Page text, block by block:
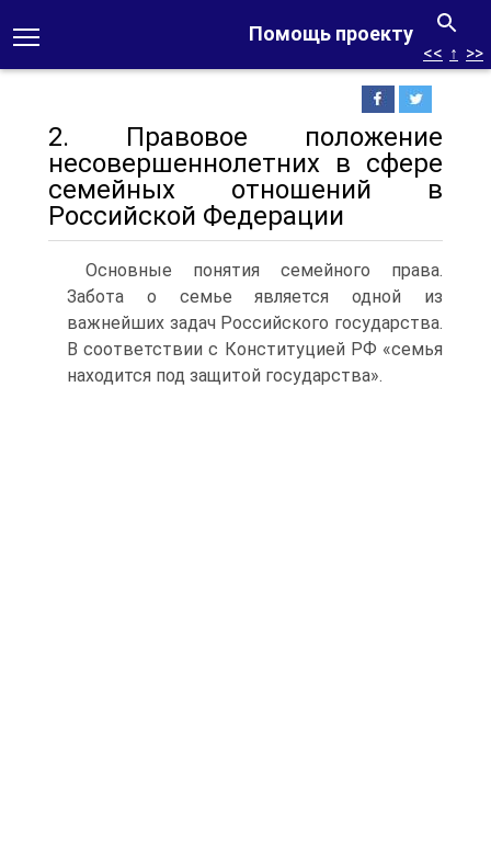
Помощь проекту
<< ↑ >>
2. Правовое положение
несовершеннолетних в сфере
семейных отношений в
Российской Федерации
Основные понятия семейного права.
Забота о семье является одной из
важнейших задач Российского государства.
В соответствии с Конституцией РФ «семья
находится под защитой государства».